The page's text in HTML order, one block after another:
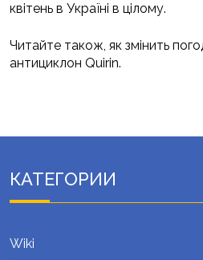
квітень в Україні в цілому.
Читайте також, як змінить
антициклон Quirin.
КАТЕГОРИИ
Wiki